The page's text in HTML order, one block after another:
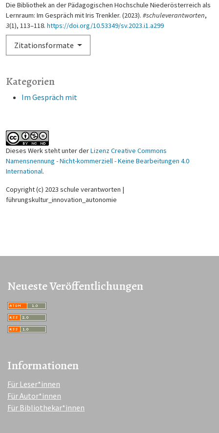
Kategorien
Im Gespräch mit
Die Bibliothek an der Pädagogischen Hochschule Niederösterreich als
Lernraum: Im Gespräch mit Iris Trenkler. (2023). #schuleverantworten,
3(1), 113–118. https://doi.org/10.53349/sv.2023.i1.a299
Zitationsformate
Dieses Werk steht unter derLizenz Creative Commons
Namensnennung - Nicht-kommerziell - Keine Bearbeitungen 4.0
International.
Copyright (c) 2023 schule verantworten |
führungskultur_innovation_autonomie
Neueste Veröffentlichungen
Informationen
Für Leser*innen
Für Autor*innen
Für Bibliothekar*innen